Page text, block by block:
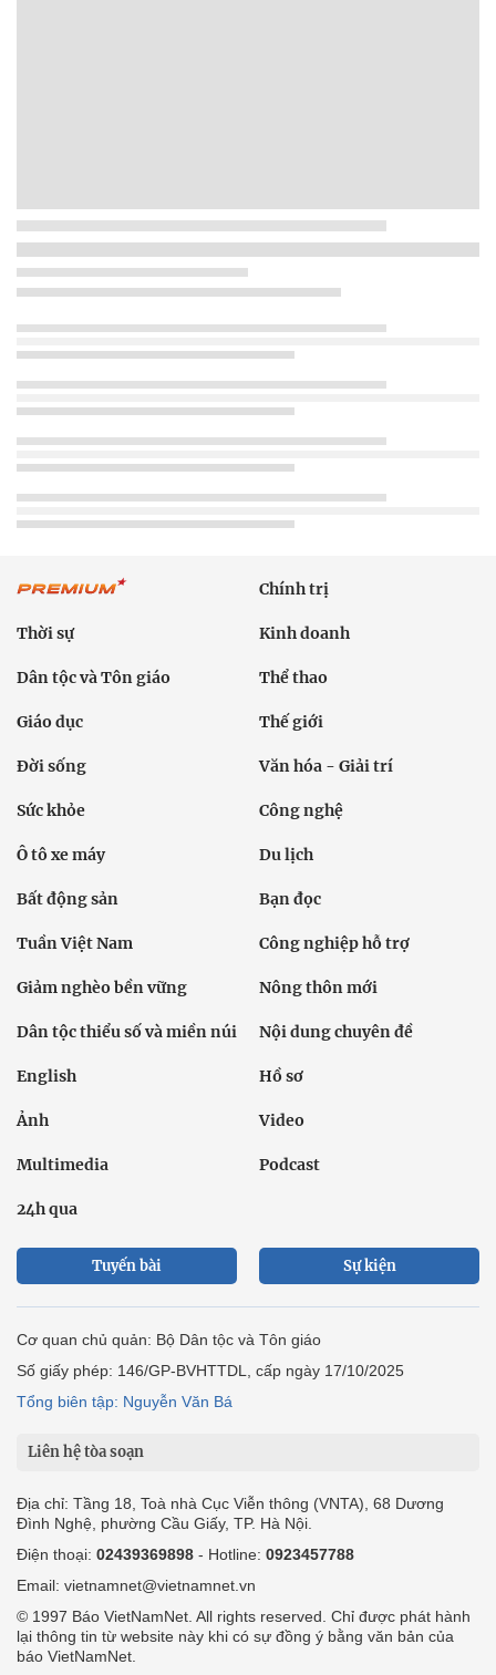
Chính trị
Thời sự Kinh doanh
Dân tộc và Tôn giáo Thể thao
Giáo dục Thế giới
Đời sống Văn hóa - Giải trí
Sức khỏe Công nghệ
Ô tô xe máy Du lịch
Bất động sản Bạn đọc
Tuần Việt Nam Công nghiệp hỗ trợ
Giảm nghèo bền vững Nông thôn mới
Dân tộc thiểu số và miền núi Nội dung chuyên đề
English Hồ sơ
Ảnh Video
Multimedia Podcast
24h qua
Tuyến bài Sự kiện
Cơ quan chủ quản: Bộ Dân tộc và Tôn giáo
Số giấy phép: 146/GP-BVHTTDL, cấp ngày 17/10/2025
Tổng biên tập: Nguyễn Văn Bá
Liên hệ tòa soạn
Địa chỉ: Tầng 18, Toà nhà Cục Viễn thông (VNTA), 68 Dương
Đình Nghệ, phường Cầu Giấy, TP. Hà Nội.
Điện thoại: 02439369898 - Hotline: 0923457788
Email: vietnamnet@vietnamnet.vn
© 1997 Báo VietNamNet. All rights reserved. Chỉ được phát hành
lại thông tin từ website này khi có sự đồng ý bằng văn bản của
báo VietNamNet.